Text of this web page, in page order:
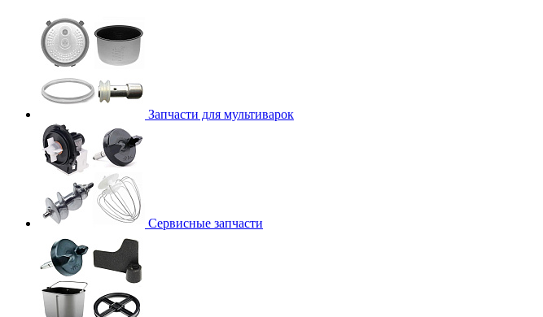
Запчасти для мультиварок
Сервисные запчасти